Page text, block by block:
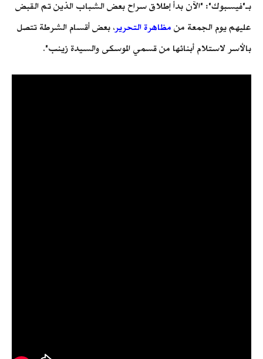
بـ"فيسبوك": "الآن بدأ إطلاق سراح بعض الشباب الذين تم القبض
عليهم يوم الجمعة من مظاهرة التحرير، بعض أقسام الشرطة تتصل
بالأسر لاستلام أبنائها من قسمي الموسكى والسيدة زينب".